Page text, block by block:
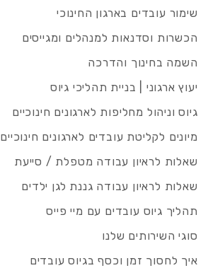
שימור עובדים בארגון החינוכי
הכשרות וסדנאות למנהלים ומגייסים
השמה בחינוך והדרכה
יעוץ ארגוני | בניית תהליכי גיוס
גיוס וניהול מחליפות לארגונים חינוכיים
מיונים לקליטת עובדים לארגונים חינוכיים
שאלות לראיון עבודה מטפלת / סייעת
שאלות לראיון עבודה גננת לגן ילדים
תהליך גיוס עובדים עם מיי פייס
סוגי השירותים שלנו
איך לחסוך זמן וכסף בגיוס עובדים